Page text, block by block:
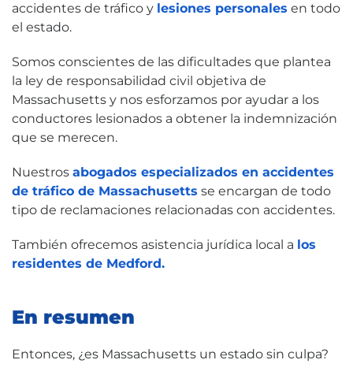
accidentes de tráfico y lesiones personales en todo
el estado.
Somos conscientes de las dificultades que plantea
la ley de responsabilidad civil objetiva de
Massachusetts y nos esforzamos por ayudar a los
conductores lesionados a obtener la indemnización
que se merecen.
Nuestros abogados especializados en accidentes
de tráfico de Massachusetts se encargan de todo
tipo de reclamaciones relacionadas con accidentes.
También ofrecemos asistencia jurídica local a los
residentes de Medford.
En resumen
Entonces, ¿es Massachusetts un estado sin culpa?